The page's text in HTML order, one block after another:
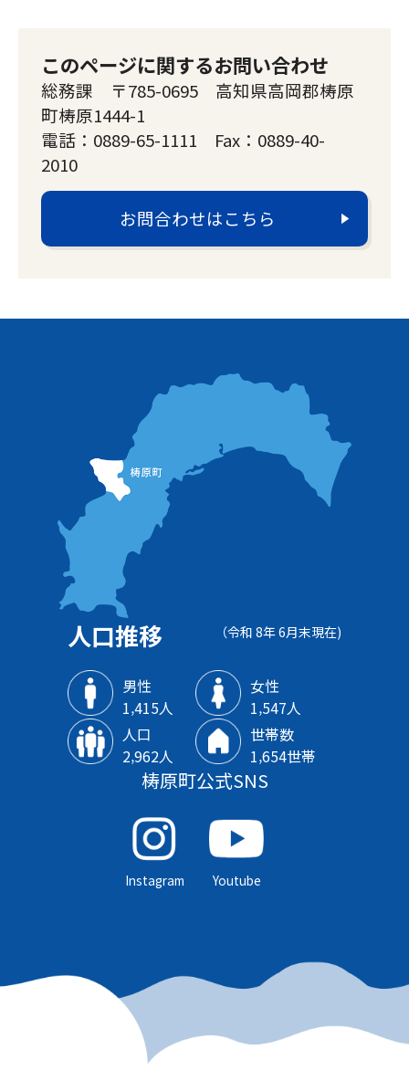
このページに関するお問い合わせ
総務課 〒785-0695 高知県高岡郡梼原
町梼原1444-1
電話：0889-65-1111 Fax：0889-40-
2010
お問合わせはこちら
人口推移 （令和 8年 6月末現在)
男性
1‚415人
女性
1‚547人
人口
2‚962人
世帯数
1‚654世帯
梼原町公式SNS
Instagram Youtube